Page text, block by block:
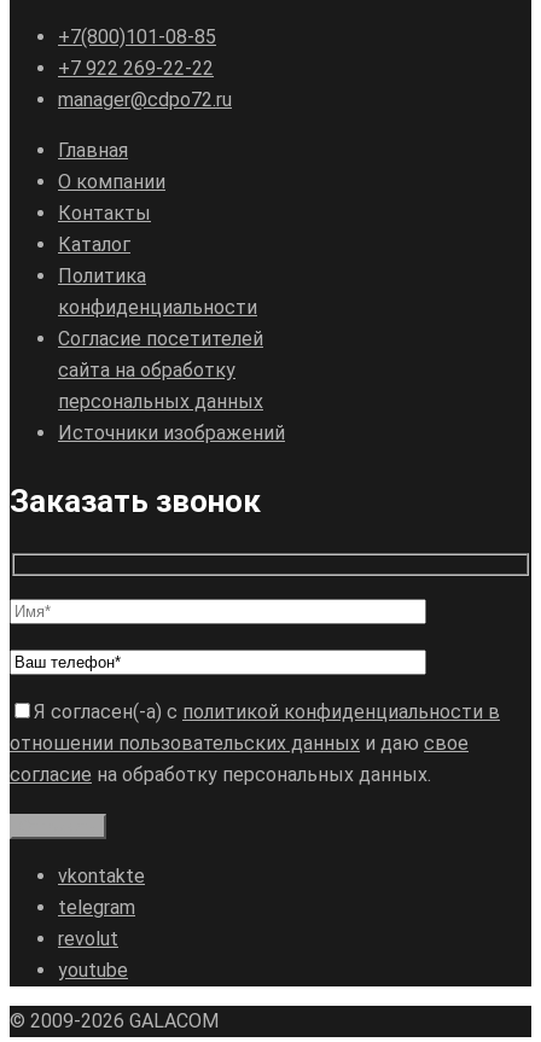
+7(800)101-08-85
+7 922 269-22-22
manager@cdpo72.ru
Главная
О компании
Контакты
Каталог
Политика
конфиденциальности
Согласие посетителей
сайта на обработку
персональных данных
Источники изображений
Заказать звонок
Я согласен(-а) с политикой конфиденциальности в
отношении пользовательских данных и даю свое
согласие на обработку персональных данных.
vkontakte
telegram
revolut
youtube
© 2009-2026 GALAСOM